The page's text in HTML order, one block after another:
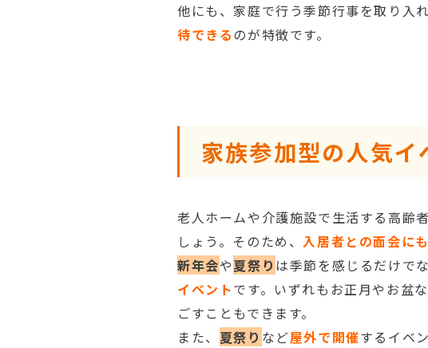
他にも、家庭で行う季節行事を取り入
待できる のが特徴です。
家族参加型の人気イ
老人ホームや介護施設で生活する高齢
しょう。そのため、入居者との面会に
新年会や夏祭り は季節を感じるだけで
イベントです。いずれもお正月やお盆
ごすこともできます。
また、 夏祭り など屋外で開催するイベ